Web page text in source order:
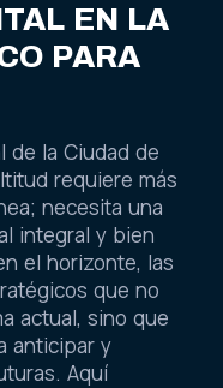
EN LA
PARA
de la Ciudad de
requiere más
necesita una
integral y bien
el horizonte, las
que no
actual, sino que
anticipar y
Aquí